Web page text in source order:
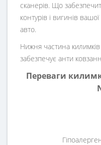
сканерів. Що
контурів і вигинів
авто.
Нижня частина
забезпечує анти
Переваги